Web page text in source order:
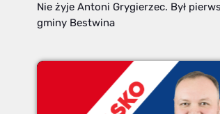
Nie żyje Antoni Grygierzec. Był
gminy Bestwina